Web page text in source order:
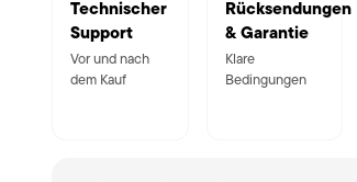
Technischer
Support
Vor und nach
dem Kauf
Rücksendungen
& Garantie
Klare
Bedingungen